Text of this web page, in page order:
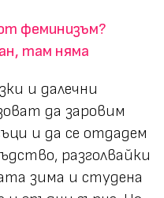
феминизъм?
там няма
и далечни
да заровим
и да се отдадем
разголвайки
зима и студена